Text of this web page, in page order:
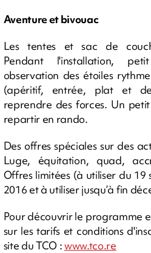
Aventure et bivouac
Les tentes et sac de
Pendant l'installation,
observation des étoiles
(apéritif, entrée, plat et
reprendre des forces. Un
repartir en rando.
Des offres spéciales sur des
Luge, équitation, quad,
Offres limitées (à utiliser du
2016 et à utiliser jusqu’à fin
Pour découvrir le programme
sur les tarifs et conditions
site du TCO :www.tco.re